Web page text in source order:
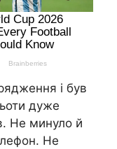
і був
дуже
Не минуло й
Не